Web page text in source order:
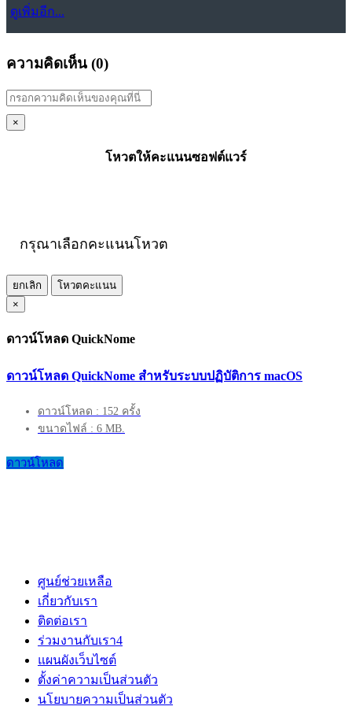
ดูเพิ่มอีก...
ความคิดเห็น (0)
×
โหวตให้คะแนนซอฟต์แวร์
กรุณาเลือกคะแนนโหวต
ยกเลิก
โหวตคะแนน
×
ดาวน์โหลด QuickNome
ดาวน์โหลด QuickNome สำหรับระบบปฏิบัติการ macOS
ดาวน์โหลด : 152 ครั้ง
ขนาดไฟล์ : 6 MB.
ดาวน์โหลด
ศูนย์ช่วยเหลือ
เกี่ยวกับเรา
ติดต่อเรา
ร่วมงานกับเรา4
แผนผังเว็บไซต์
ตั้งค่าความเป็นส่วนตัว
นโยบายความเป็นส่วนตัว